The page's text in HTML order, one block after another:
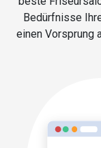
Bedürfnisse
einen Vorsprung